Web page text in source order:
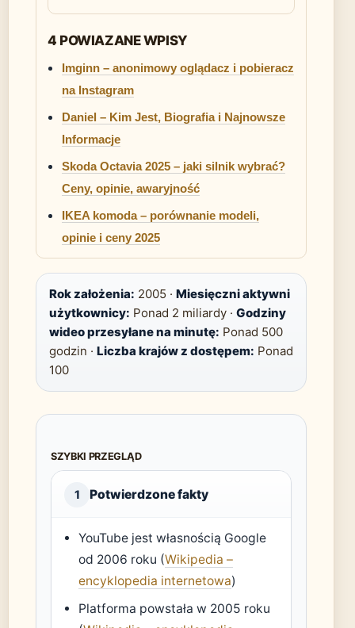
4 POWIAZANE WPISY
Imginn – anonimowy oglądacz i pobieracz
na Instagram
Daniel – Kim Jest, Biografia i Najnowsze
Informacje
Skoda Octavia 2025 – jaki silnik wybrać?
Ceny, opinie, awaryjność
IKEA komoda – porównanie modeli,
opinie i ceny 2025
Rok założenia: 2005 · Miesięczni aktywni
użytkownicy: Ponad 2 miliardy · Godziny
wideo przesyłane na minutę: Ponad 500
godzin · Liczba krajów z dostępem: Ponad
100
SZYBKI PRZEGLĄD
1 Potwierdzone fakty
YouTube jest własnością Google
od 2006 roku (Wikipedia –
encyklopedia internetowa)
Platforma powstała w 2005 roku